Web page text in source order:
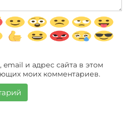
и адрес сайта в этом
моих комментариев.